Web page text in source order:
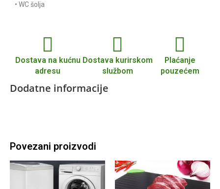
• WC šolja
Dostava na kućnu
adresu
Dostava kurirskom
službom
Plaćanje
pouzećem
Dodatne informacije
Povezani proizvodi